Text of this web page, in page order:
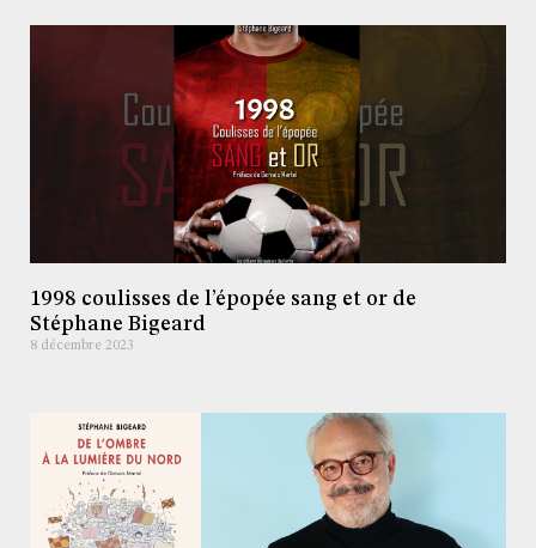
1998 coulisses de l’épopée sang et or de
Stéphane Bigeard
8 décembre 2023